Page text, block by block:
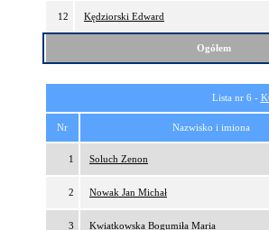
12 Kędziorski Edward
Ogółem
Lista nr 6 -
Nr Nazwisko i imiona
1 Soluch Zenon
2 Nowak Jan Michał
3 Kwiatkowska Bogumiła Maria